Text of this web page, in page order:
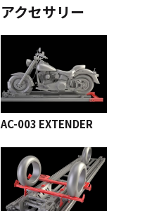
アクセサリー
AC-003 EXTENDER